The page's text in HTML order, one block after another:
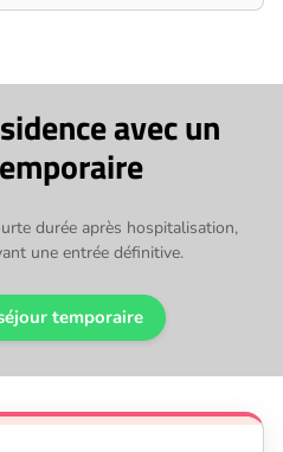
avec un
durée après hospitalisation,
une entrée définitive.
temporaire